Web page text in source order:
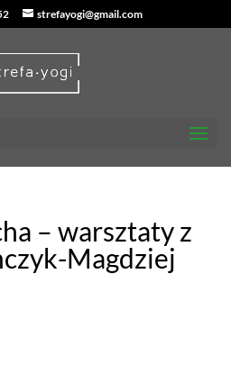
strefayogi@gmail.com
– warsztaty z
Magdziej